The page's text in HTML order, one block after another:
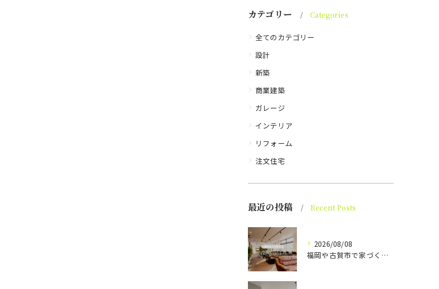
カテゴリー Categories
全てのカテゴリー
設計
新築
商業建築
ガレージ
インテリア
リフォーム
注文住宅
最近の投稿 Recent Posts
2026/08/08
福岡や古賀市で家づくりをされている方から、そんなご相談をよく...